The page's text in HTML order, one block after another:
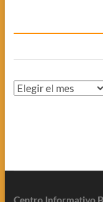
Archivos
Centro Informativo